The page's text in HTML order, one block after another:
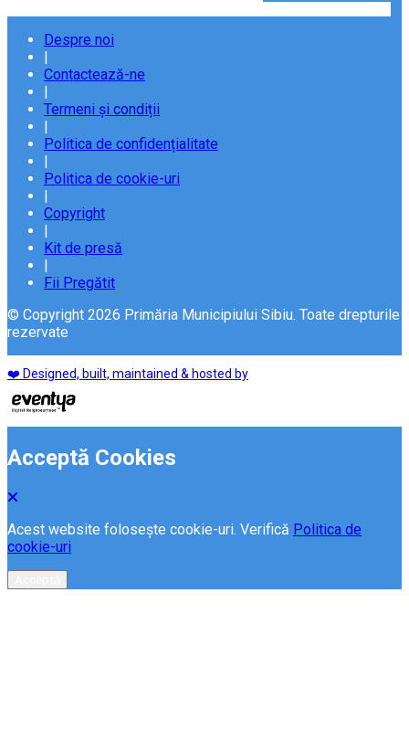
Despre noi
|
Contactează-ne
|
Termeni și condiții
|
Politica de confidențialitate
|
Politica de cookie-uri
|
Copyright
|
Kit de presă
|
Fii Pregătit
© Copyright 2026 Primăria Municipiului Sibiu. Toate drepturile
rezervate
❤️ Designed, built, maintained & hosted by
Acceptă Cookies
Acest website folosește cookie-uri. Verifică Politica de
cookie-uri